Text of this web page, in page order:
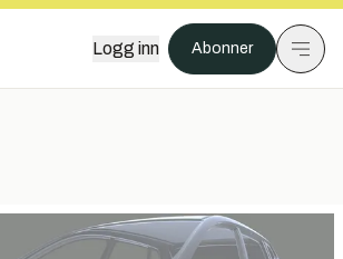
Logg inn Abonner